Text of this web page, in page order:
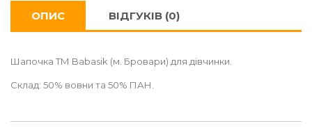
ОПИС ВІДГУКІВ (0)
Шапочка ТМ Babasik (м. Бровари) для дівчинки.
Склад: 50% вовни та 50% ПАН.